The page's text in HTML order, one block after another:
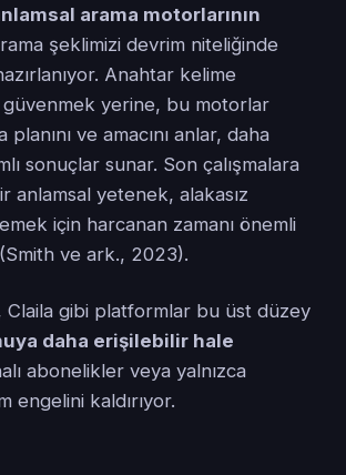
arama motorlarının
şeklimizi devrim niteliğinde
Anahtar kelime
yerine, bu motorlar
ve amacını anlar, daha
sonuçlar sunar. Son çalışmalara
anlamsal yetenek, alakasız
için harcanan zamanı önemli
ve ark., 2023).
Claila gibi platformlar bu üst düzey
daha erişilebilir hale
abonelikler veya yalnızca
engelini kaldırıyor.